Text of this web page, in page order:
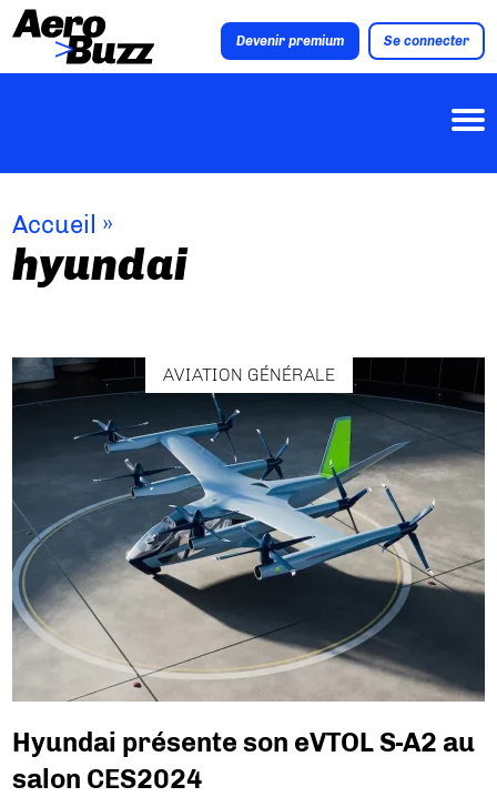
Devenir premium Se connecter
Accueil »
hyundai
AVIATION GÉNÉRALE
Hyundai présente son eVTOL S-A2 au
salon CES2024